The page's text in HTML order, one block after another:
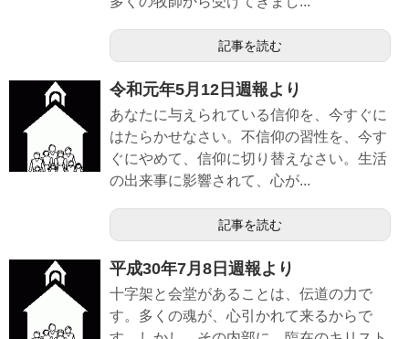
記事を読む
令和元年5月12日週報より
あなたに与えられている信仰を、今すぐに
はたらかせなさい。不信仰の習性を、今す
ぐにやめて、信仰に切り替えなさい。生活
の出来事に影響されて、心が...
記事を読む
平成30年7月8日週報より
十字架と会堂があることは、伝道の力で
す。多くの魂が、心引かれて来るからで